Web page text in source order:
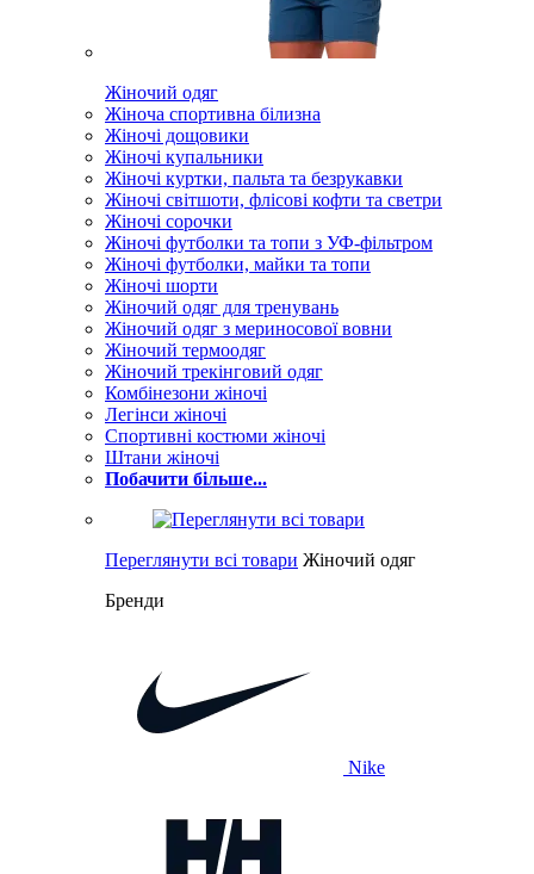
Жіночий одяг
Жіноча спортивна білизна
Жіночі дощовики
Жіночі купальники
Жіночі куртки, пальта та безрукавки
Жіночі світшоти, флісові кофти та светри
Жіночі сорочки
Жіночі футболки та топи з УФ-фільтром
Жіночі футболки, майки та топи
Жіночі шорти
Жіночий одяг для тренувань
Жіночий одяг з мериносової вовни
Жіночий термоодяг
Жіночий трекінговий одяг
Комбінезони жіночі
Легінси жіночі
Спортивні костюми жіночі
Штани жіночі
Побачити більше...
Переглянути всі товари Жіночий одяг
Бренди
Nike